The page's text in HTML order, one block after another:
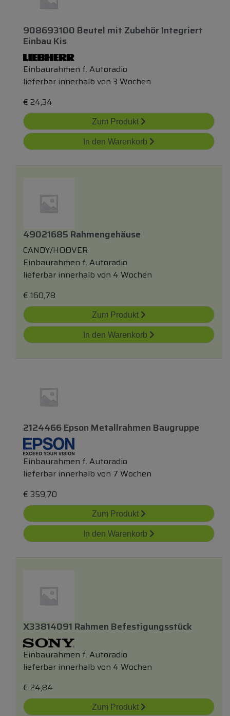
908693100 Beutel mit Zubehör Integriert
Einbau Kis
Einbaurahmen f. Autoradio
lieferbar innerhalb von 3 Wochen
€ 24,34
Zum Produkt
In den Warenkorb
49021685 Rahmengehäuse
CANDY/HOOVER
Einbaurahmen f. Autoradio
lieferbar innerhalb von 4 Wochen
€ 160,78
Zum Produkt
In den Warenkorb
2124466 Epson Metallrahmen Baugruppe
Einbaurahmen f. Autoradio
lieferbar innerhalb von 7 Wochen
€ 359,70
Zum Produkt
In den Warenkorb
X33814091 Rahmen Befestigungsstück
Einbaurahmen f. Autoradio
lieferbar innerhalb von 4 Wochen
€ 24,84
Zum Produkt